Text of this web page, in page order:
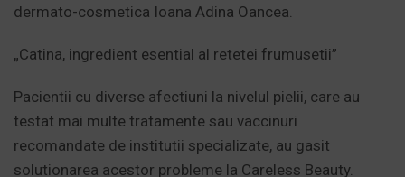
dermato-cosmetica Ioana Adina Oancea.
„Catina, ingredient esential al retetei frumusetii”
Pacientii cu diverse afectiuni la nivelul pielii, care au
testat mai multe tratamente sau vaccinuri
recomandate de institutii specializate, au gasit
solutionarea acestor probleme la Careless Beauty.